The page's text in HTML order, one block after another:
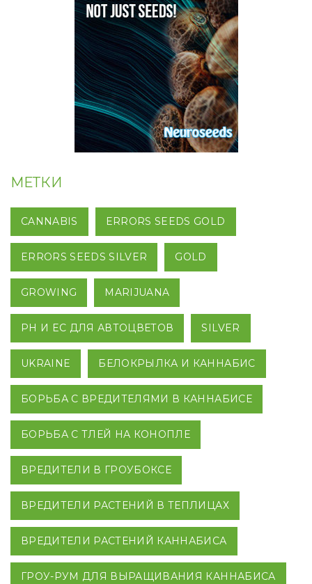
МЕТКИ
CANNABIS ERRORS SEEDS GOLD
ERRORS SEEDS SILVER GOLD
GROWING MARIJUANA
PH И EC ДЛЯ АВТОЦВЕТОВ SILVER
UKRAINE БЕЛОКРЫЛКА И КАННАБИС
БОРЬБА С ВРЕДИТЕЛЯМИ В КАННАБИСЕ
БОРЬБА С ТЛЕЙ НА КОНОПЛЕ
ВРЕДИТЕЛИ В ГРОУБОКСЕ
ВРЕДИТЕЛИ РАСТЕНИЙ В ТЕПЛИЦАХ
ВРЕДИТЕЛИ РАСТЕНИЙ КАННАБИСА
ГРОУ-РУМ ДЛЯ ВЫРАЩИВАНИЯ КАННАБИСА